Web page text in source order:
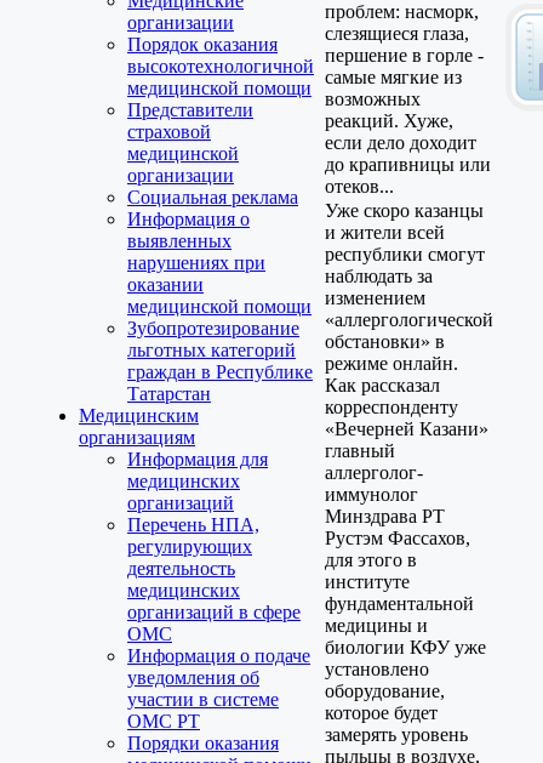
организации
Порядок оказания
высокотехнологичной
медицинской помощи
Представители
страховой
медицинской
организации
Социальная реклама
Информация о
выявленных
нарушениях при
оказании
медицинской помощи
Зубопротезирование
льготных категорий
граждан в Республике
Татарстан
Медицинским
организациям
Информация для
медицинских
организаций
Перечень НПА,
регулирующих
деятельность
медицинских
организаций в сфере
ОМС
Информация о подаче
уведомления об
участии в системе
ОМС РТ
Порядки оказания
проблем: насморк,
слезящиеся глаза,
першение в горле -
самые мягкие из
возможных
реакций. Хуже,
если дело доходит
до крапивницы или
отеков...
Уже скоро казанцы
и жители всей
республики смогут
наблюдать за
изменением
«аллергологической
обстановки» в
режиме онлайн.
Как рассказал
корреспонденту
«Вечерней Казани»
главный
аллерголог-
иммунолог
Минздрава РТ
Рустэм Фассахов,
для этого в
институте
фундаментальной
медицины и
биологии КФУ уже
установлено
оборудование,
которое будет
замерять уровень
пыльцы в воздухе,